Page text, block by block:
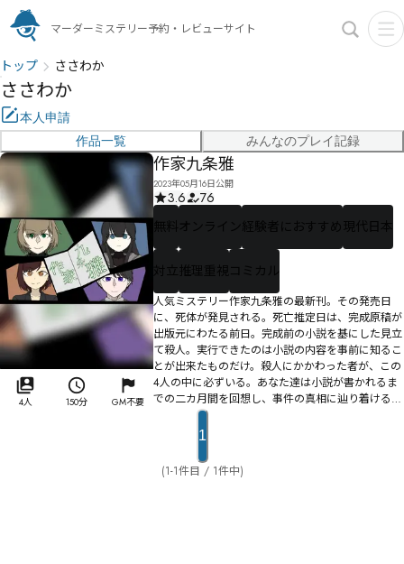
マーダーミステリー予約・レビューサイト
トップ ささわか
ささわか
本人申請
作品一覧
みんなのプレイ記録
4人 150分 GM不要
作家九条雅
2023年05月16日公開
3.6
76
無料 オンライン 経験者におすすめ現代日本
対立 推理重視 コミカル
人気ミステリー作家九条雅の最新刊。その発売日
に、死体が発見される。死亡推定日は、完成原稿が
出版元にわたる前日。完成前の小説を基にした見立
て殺人。実行できたのは小説の内容を事前に知るこ
とが出来たものだけ。殺人にかかわった者が、この
4人の中に必ずいる。あなた達は小説が書かれるま
での二カ月間を回想し、事件の真相に辿り着けるだ
1
(1-1件目 / 1件中)